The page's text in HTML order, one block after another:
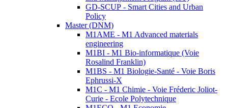
GD-SCUP - Smart Cities and Urban
Policy
Master (DNM)
M1AME - M1 Advanced materials
engineering
M1BI - M1 Bio-informatique (Voie
Rosalind Franklin)
M1BS - M1 Biologie-Santé - Voie Boris
Ephrussi-X
M1C - M1 Chimie - Voie Fréderic Joliot-
Curie - Ecole Polytechnique